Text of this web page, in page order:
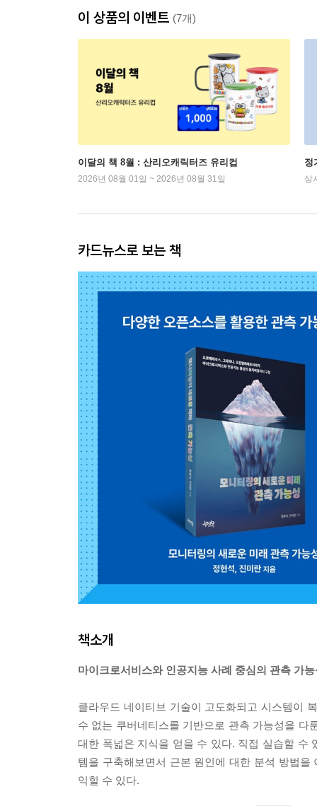
이 상품의 이벤트 (7개)
이달의 책 8월 : 산리오캐릭터즈 유리컵
2026년 08월 01일 ~ 2026년 08월 31일
정
상
카드뉴스로 보는 책
책소개
마이크로서비스와 인공지능 사례 중심의 관측 가
클라우드 네이티브 기술이 고도화되고 시스템이
수 없는 쿠버네티스를 기반으로 관측 가능성을 다
대한 폭넓은 지식을 얻을 수 있다. 직접 실습할 수
템을 구축해보면서 근본 원인에 대한 분석 방법
익힐 수 있다.